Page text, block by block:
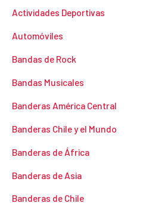
Actividades Deportivas
Automóviles
Bandas de Rock
Bandas Musicales
Banderas América Central
Banderas Chile y el Mundo
Banderas de África
Banderas de Asia
Banderas de Chile